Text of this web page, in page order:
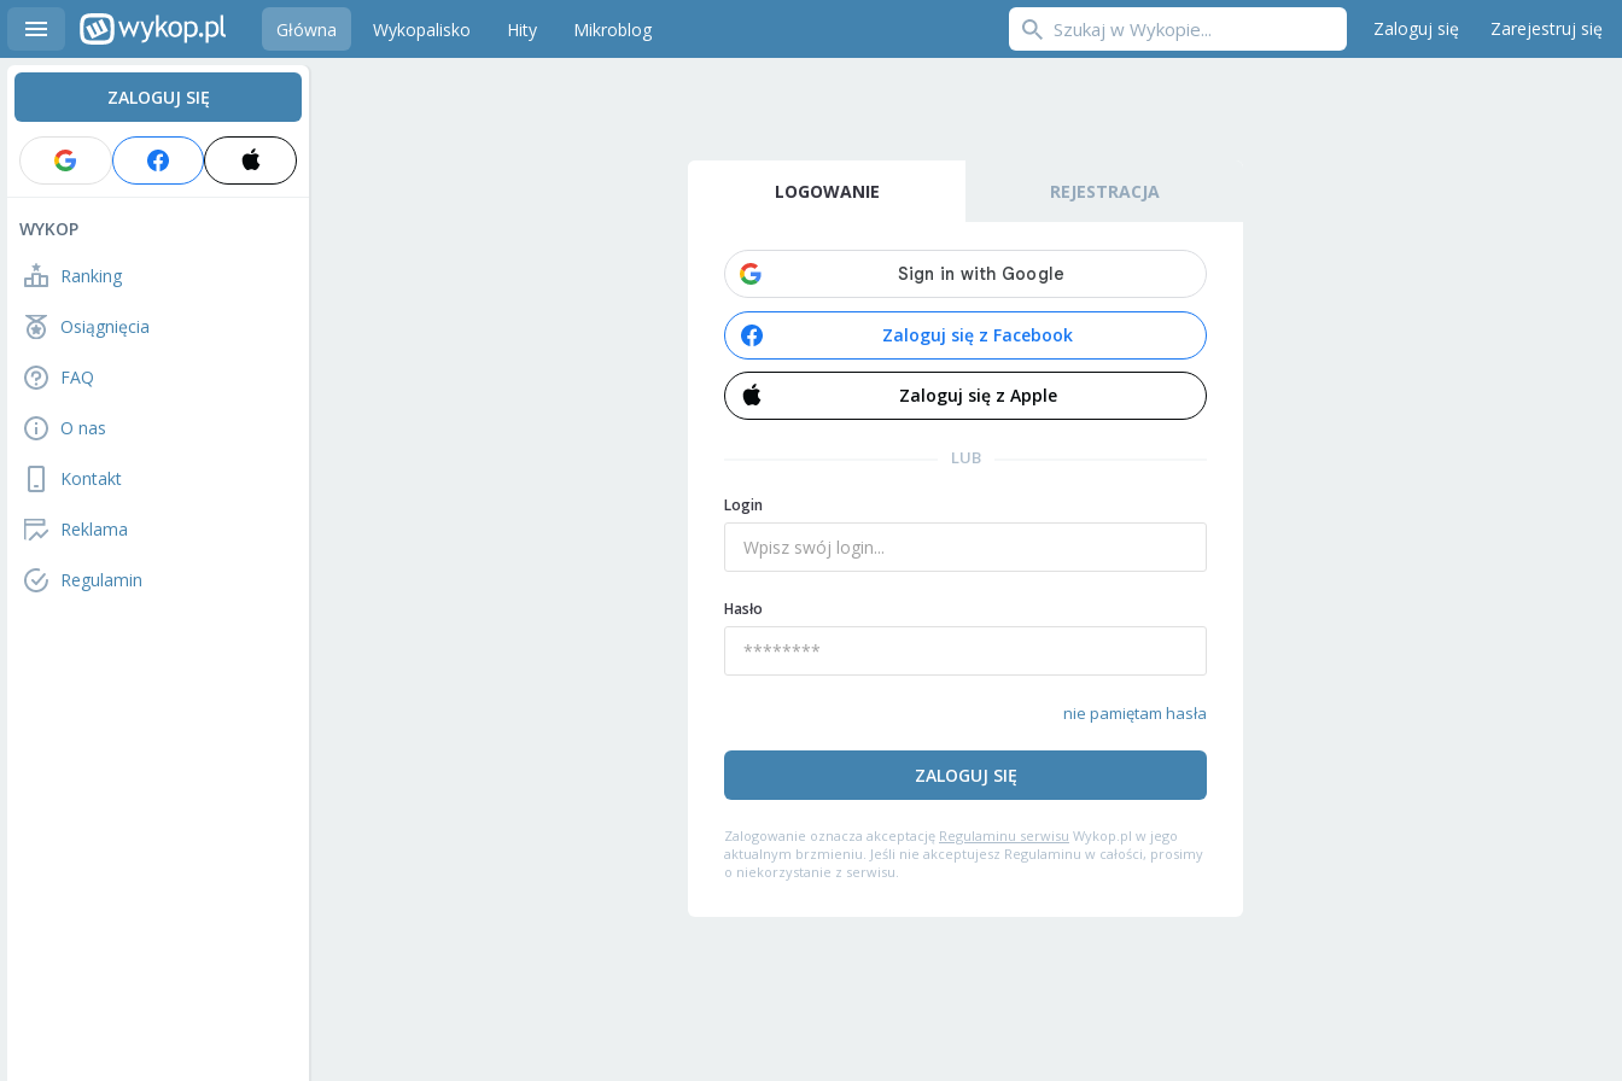
Główna Wykopalisko Hity Mikroblog Zaloguj się Zarejestruj się
ZALOGUJ SIĘ
WYKOP
Ranking
Osiągnięcia
FAQ
O nas
Kontakt
Reklama
Regulamin
LOGOWANIE REJESTRACJA
Zaloguj się z Facebook
Zaloguj się z Apple
LUB
Login
Hasło
nie pamiętam hasła
ZALOGUJ SIĘ
Zalogowanie oznacza akceptację Regulaminu serwisu Wykop.pl w jego
aktualnym brzmieniu. Jeśli nie akceptujesz Regulaminu w całości, prosimy
o niekorzystanie z serwisu.